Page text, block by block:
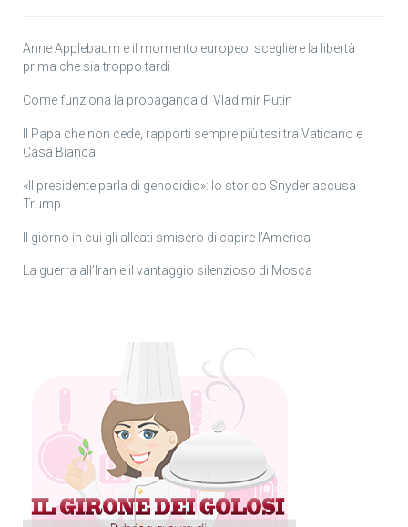
Anne Applebaum e il momento europeo: scegliere la libertà
prima che sia troppo tardi
Come funziona la propaganda di Vladimir Putin
Il Papa che non cede, rapporti sempre più tesi tra Vaticano e
Casa Bianca
«Il presidente parla di genocidio»: lo storico Snyder accusa
Trump
Il giorno in cui gli alleati smisero di capire l’America
La guerra all’Iran e il vantaggio silenzioso di Mosca